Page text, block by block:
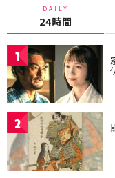
DAILY
24時間
1
2